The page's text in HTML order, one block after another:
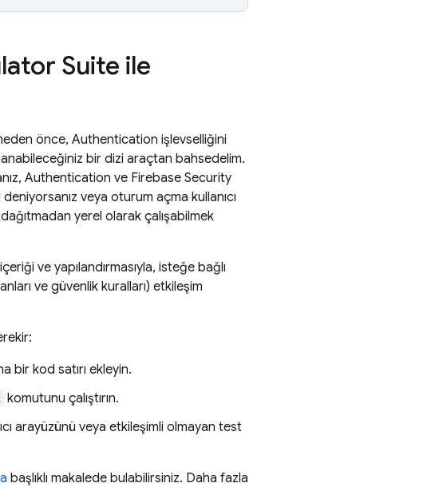
Suite ile
önce, Authentication işlevselliğini
bir dizi araçtan bahsedelim.
Authentication ve Firebase Security
veya oturum açma kullanıcı
yerel olarak çalışabilmek
ve yapılandırmasıyla, isteğe bağlı
ve güvenlik kuralları) etkileşim
bir kod satırı ekleyin.
komutunu çalıştırın.
arayüzünü veya etkileşimli olmayan test
başlıklı makalede bulabilirsiniz. Daha fazla